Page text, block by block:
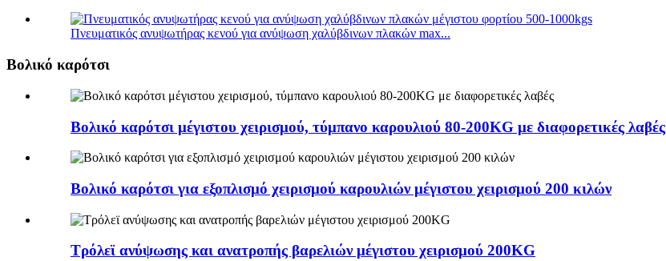
Πνευματικός ανυψωτήρας κενού για ανύψωση χαλύβδινων πλακών max...
Βολικό καρότσι
Βολικό καρότσι μέγιστου χειρισμού, τύμπανο καρουλιού 80-200KG με διαφορετικές λαβές
Βολικό καρότσι για εξοπλισμό χειρισμού καρουλιών μέγιστου χειρισμού 200 κιλών
Τρόλεϊ ανύψωσης και ανατροπής βαρελιών μέγιστου χειρισμού 200KG